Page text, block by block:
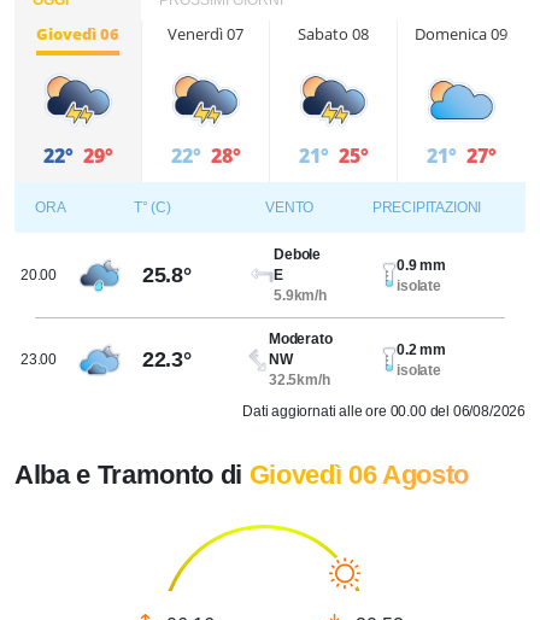
Giovedì 06
22° 29°
Venerdì 07
22° 28°
Sabato 08
21° 25°
Domenica 09
21° 27°
ORA T° (C) VENTO PRECIPITAZIONI
20.00 25.8°
Debole
E
5.9km/h
0.9 mm
isolate
23.00 22.3°
Moderato
NW
32.5km/h
0.2 mm
isolate
Dati aggiornati alle ore 00.00 del 06/08/2026
Alba e Tramonto di Giovedì 06 Agosto